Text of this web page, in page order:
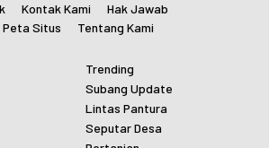
Kontak Kami
Hak Jawab
Peta Situs Tentang Kami
Trending
Subang Update
Lintas Pantura
Seputar Desa